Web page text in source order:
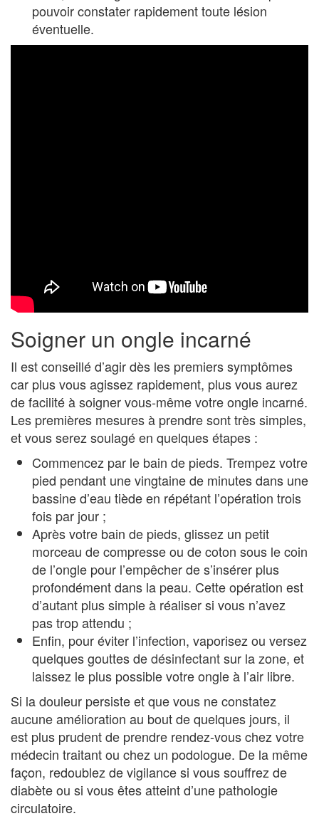
pouvoir constater rapidement toute lésion
éventuelle.
Soigner un ongle incarné
Il est conseillé d’agir dès les premiers symptômes
car plus vous agissez rapidement, plus vous aurez
de facilité à soigner vous-même votre ongle incarné.
Les premières mesures à prendre sont très simples,
et vous serez soulagé en quelques étapes :
Commencez par le bain de pieds. Trempez votre
pied pendant une vingtaine de minutes dans une
bassine d’eau tiède en répétant l’opération trois
fois par jour ;
Après votre bain de pieds, glissez un petit
morceau de compresse ou de coton sous le coin
de l’ongle pour l’empêcher de s’insérer plus
profondément dans la peau. Cette opération est
d’autant plus simple à réaliser si vous n’avez
pas trop attendu ;
Enfin, pour éviter l’infection, vaporisez ou versez
quelques gouttes dedésinfectantsur la zone, et
laissez le plus possible votre ongle à l’air libre.
Si la douleur persiste et que vous ne constatez
aucune amélioration au bout de quelques jours, il
est plus prudent de prendre rendez-vous chez votre
médecin traitant ou chez un podologue. De la même
façon, redoublez de vigilance si vous souffrez de
diabète ou si vous êtes atteint d’une pathologie
circulatoire.